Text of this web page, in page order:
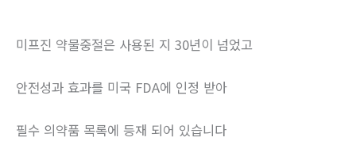
미프진 약물중절은 사용된 지 30년이 넘었고
안전성과 효과를 미국 FDA에 인정 받아
필수 의약품 목록에 등재 되어 있습니다